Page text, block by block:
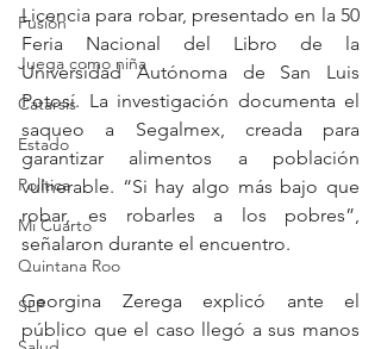
Fusión
Juega como niña
Catarsis
Estado
Política
Mi Cuarto
Quintana Roo
SLP
Licencia para robar, presentado en la 50
Feria Nacional del Libro de la
Universidad Autónoma de San Luis
Potosí. La investigación documenta el
saqueo a Segalmex, creada para
garantizar alimentos a población
vulnerable. “Si hay algo más bajo que
robar, es robarles a los pobres”,
señalaron durante el encuentro.
Georgina Zerega explicó ante el
público que el caso llegó a sus manos